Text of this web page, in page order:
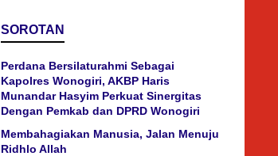
SOROTAN
Perdana Bersilaturahmi Sebagai
Kapolres Wonogiri, AKBP Haris
Munandar Hasyim Perkuat Sinergitas
Dengan Pemkab dan DPRD Wonogiri
Membahagiakan Manusia, Jalan Menuju
Ridhlo Allah